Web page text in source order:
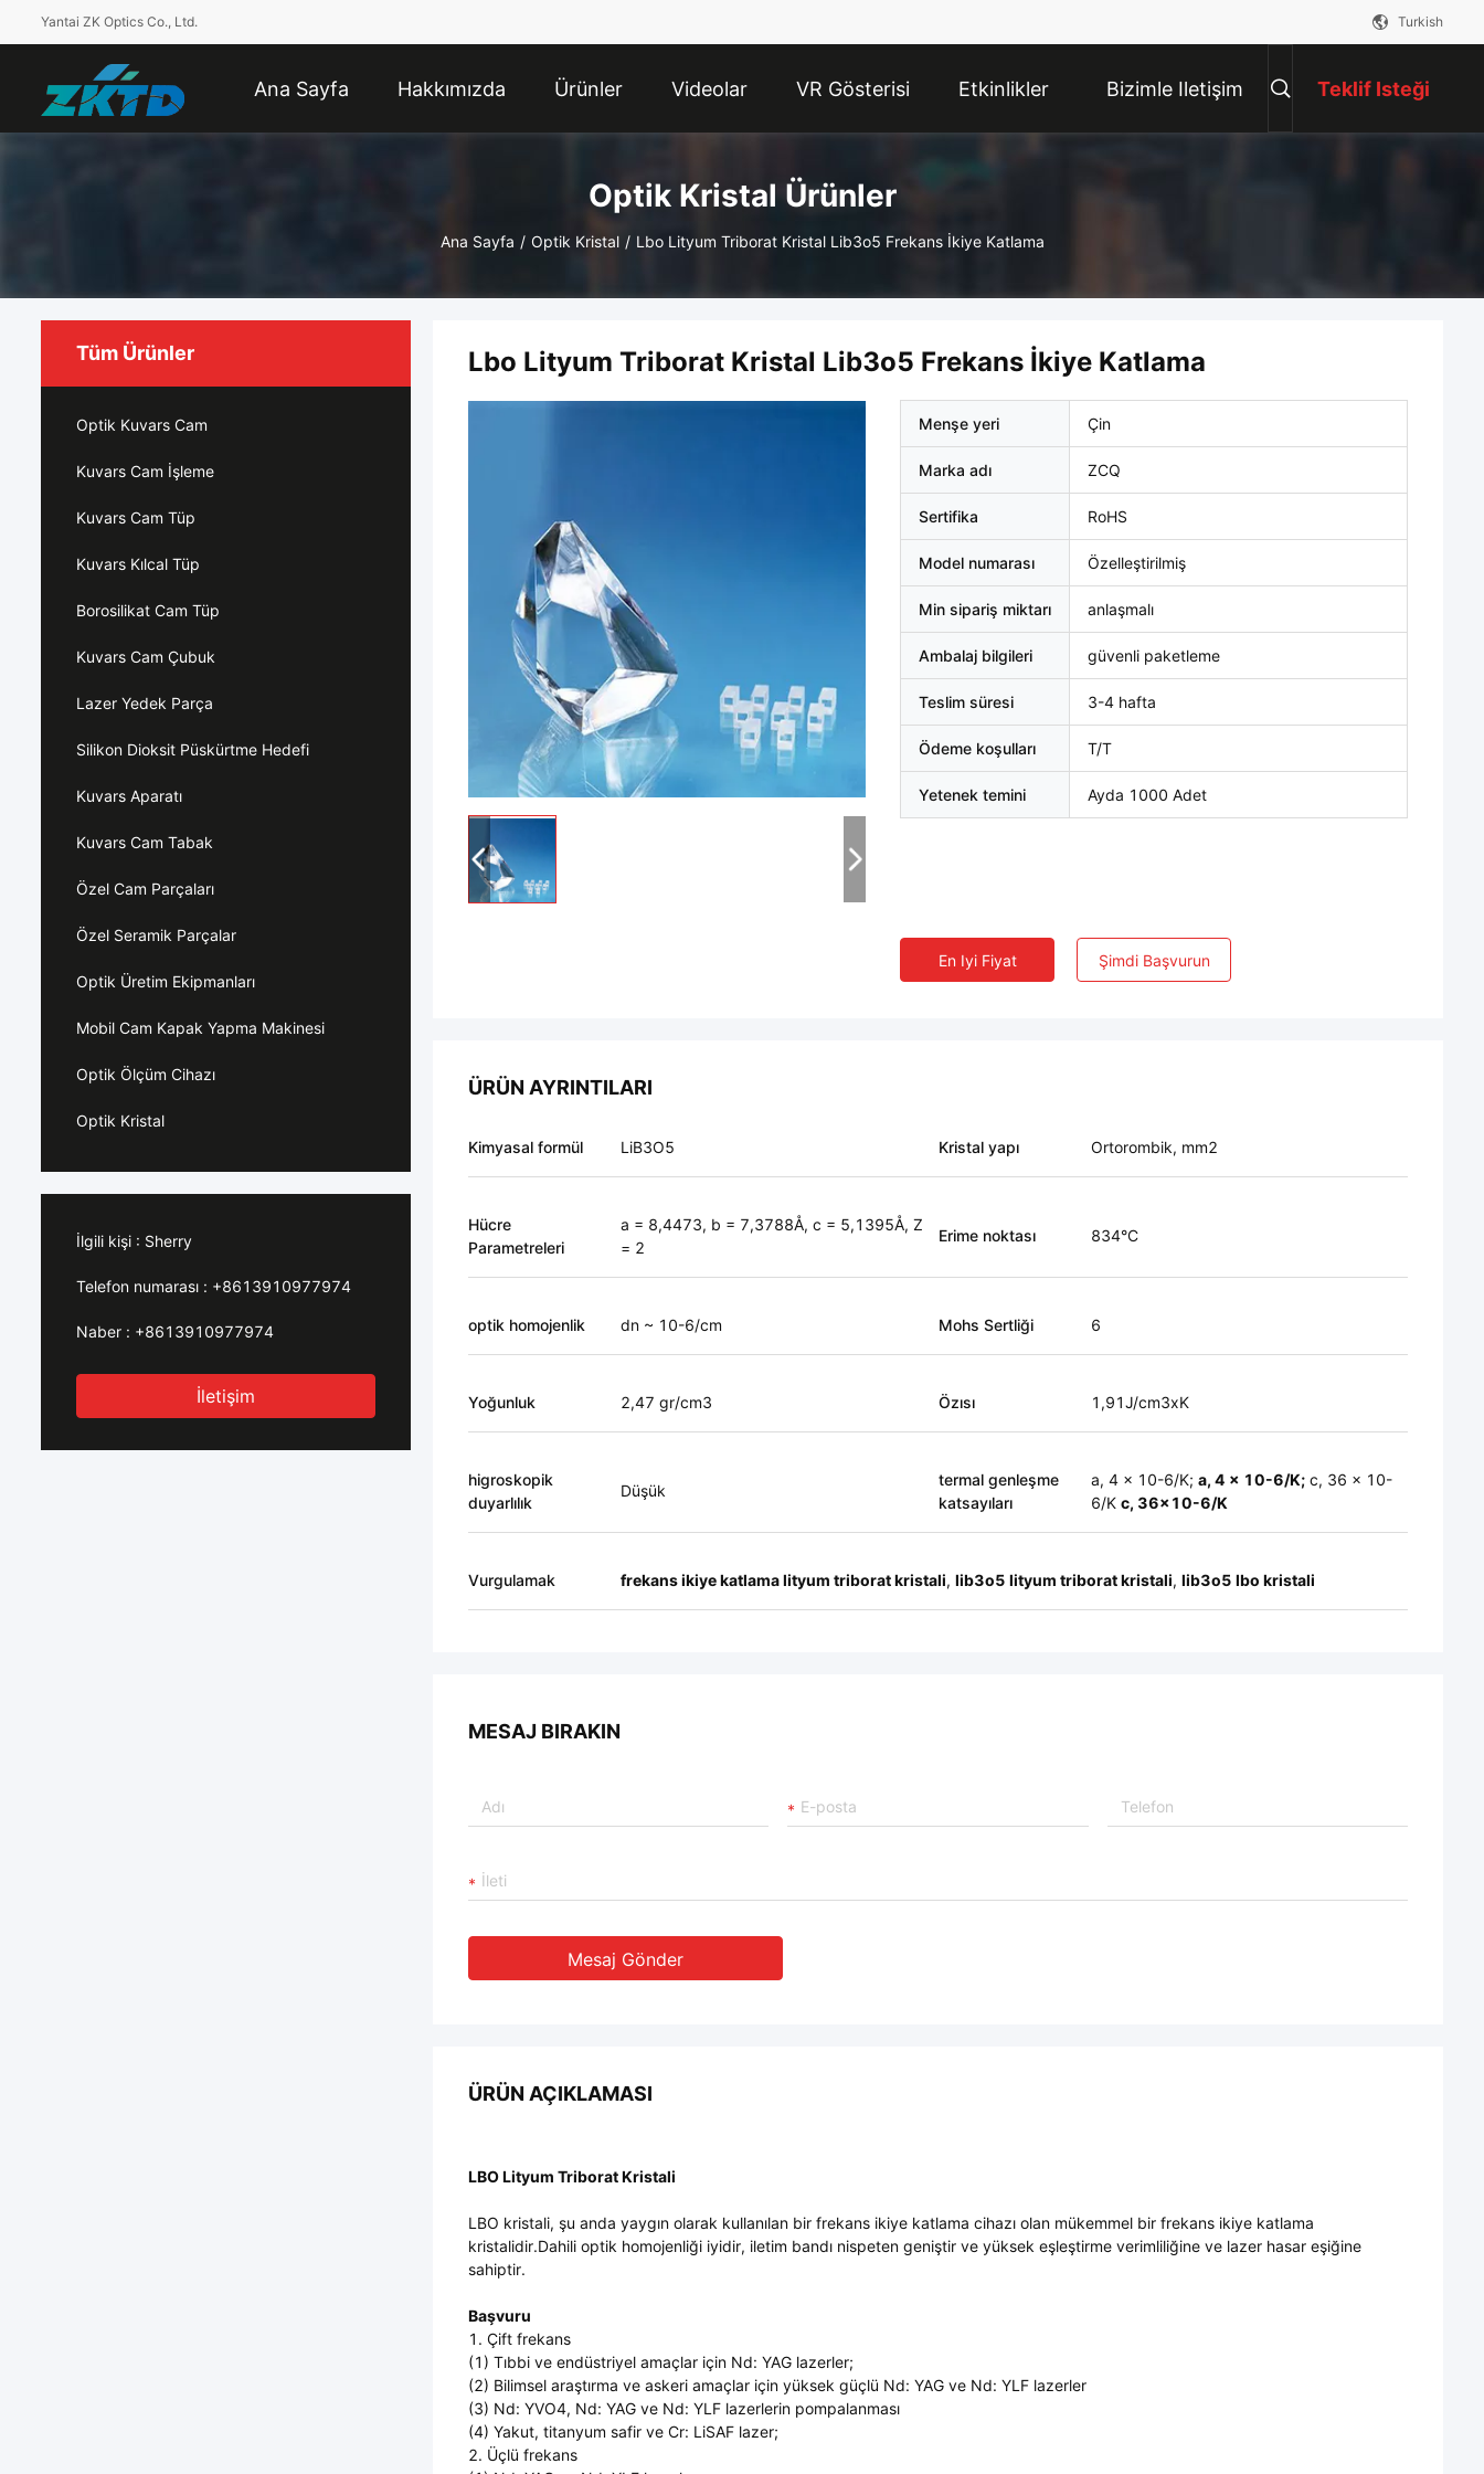
Yantai ZK Optics Co., Ltd. Turkish
Ana Sayfa Hakkımızda Ürünler Videolar VR Gösterisi Etkinlikler Bizimle Iletişim Teklif Isteği
Optik Kristal Ürünler
Ana Sayfa / Optik Kristal / Lbo Lityum Triborat Kristal Lib3o5 Frekans İkiye Katlama
Tüm Ürünler
Optik Kuvars Cam
Kuvars Cam İşleme
Kuvars Cam Tüp
Kuvars Kılcal Tüp
Borosilikat Cam Tüp
Kuvars Cam Çubuk
Lazer Yedek Parça
Silikon Dioksit Püskürtme Hedefi
Kuvars Aparatı
Kuvars Cam Tabak
Özel Cam Parçaları
Özel Seramik Parçalar
Optik Üretim Ekipmanları
Mobil Cam Kapak Yapma Makinesi
Optik Ölçüm Cihazı
Optik Kristal
İlgili kişi : Sherry
Telefon numarası : +8613910977974
Naber : +8613910977974
İletişim
Lbo Lityum Triborat Kristal Lib3o5 Frekans İkiye Katlama
Menşe yeri Çin
Marka adı ZCQ
Sertifika RoHS
Model numarası Özelleştirilmiş
Min sipariş miktarı anlaşmalı
Ambalaj bilgileri güvenli paketleme
Teslim süresi 3-4 hafta
Ödeme koşulları T/T
Yetenek temini Ayda 1000 Adet
En Iyi Fiyat Şimdi Başvurun
ÜRÜN AYRINTILARI
Kimyasal formül LiB3O5 Kristal yapı Ortorombik, mm2
Hücre
Parametreleri
a = 8,4473, b = 7,3788Å, c = 5,1395Å, Z
= 2
Erime noktası 834°C
optik homojenlik dn ~ 10-6/cm Mohs Sertliği 6
Yoğunluk 2,47 gr/cm3 Özısı 1,91J/cm3xK
higroskopik
duyarlılık
Düşük
termal genleşme
katsayıları
a, 4 x 10-6/K; a, 4 x 10-6/K; c, 36 x 10-
6/K c, 36x10-6/K
Vurgulamak frekans ikiye katlama lityum triborat kristali, lib3o5 lityum triborat kristali, lib3o5 lbo kristali
MESAJ BIRAKIN
Mesaj Gönder
ÜRÜN AÇIKLAMASI
LBO Lityum Triborat Kristali
LBO kristali, şu anda yaygın olarak kullanılan bir frekans ikiye katlama cihazı olan mükemmel bir frekans ikiye katlama
kristalidir.Dahili optik homojenliği iyidir, iletim bandı nispeten geniştir ve yüksek eşleştirme verimliliğine ve lazer hasar eşiğine
sahiptir.
Başvuru
1. Çift frekans
(1) Tıbbi ve endüstriyel amaçlar için Nd: YAG lazerler;
(2) Bilimsel araştırma ve askeri amaçlar için yüksek güçlü Nd: YAG ve Nd: YLF lazerler
(3) Nd: YVO4, Nd: YAG ve Nd: YLF lazerlerin pompalanması
(4) Yakut, titanyum safir ve Cr: LiSAF lazer;
2. Üçlü frekans